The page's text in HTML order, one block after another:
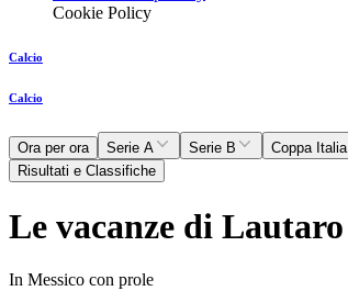
Cookie Policy
Calcio
Calcio
Ora per ora Serie A Serie B Coppa Italia
Risultati e Classifiche
Le vacanze di Lautaro
In Messico con prole